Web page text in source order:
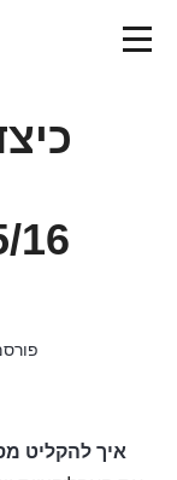
איך להקליט מסך